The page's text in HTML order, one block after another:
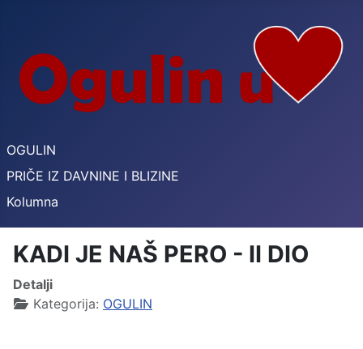
OGULIN
PRIČE IZ DAVNINE I BLIZINE
Kolumna
KADI JE NAŠ PERO - II DIO
Detalji
Kategorija: OGULIN